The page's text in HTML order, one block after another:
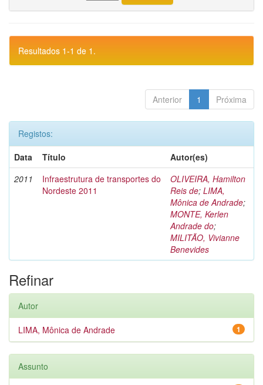
Resultados 1-1 de 1.
Anterior 1 Próxima
Registos:
Data
Título
Autor(es)
2011
Infraestrutura de transportes do
Nordeste 2011
OLIVEIRA, Hamilton
Reis de; LIMA,
Mônica de Andrade;
MONTE, Kerlen
Andrade do;
MILITÃO, Vivianne
Benevides
Refinar
Autor
1
LIMA, Mônica de Andrade
Assunto